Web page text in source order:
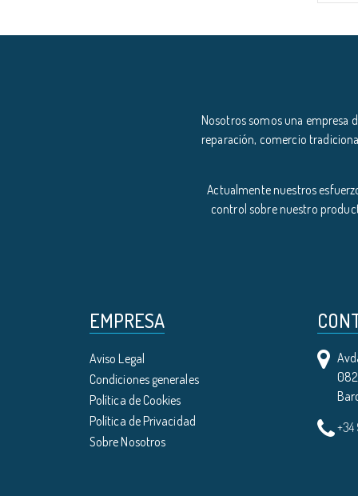
Nosotros somos una empresa
reparación, comercio
Actualmente nuestros
control sobre nuestro
EMPRESA
Aviso Legal
Condiciones generales
Política de Cookies
Política de Privacidad
Sobre Nosotros